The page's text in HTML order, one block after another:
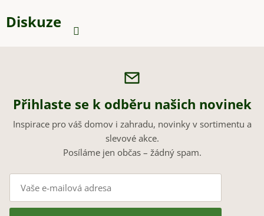
Diskuze
Přihlaste se k odběru našich novinek
Inspirace pro váš domov i zahradu, novinky v sortimentu a
slevové akce.
Posíláme jen občas – žádný spam.